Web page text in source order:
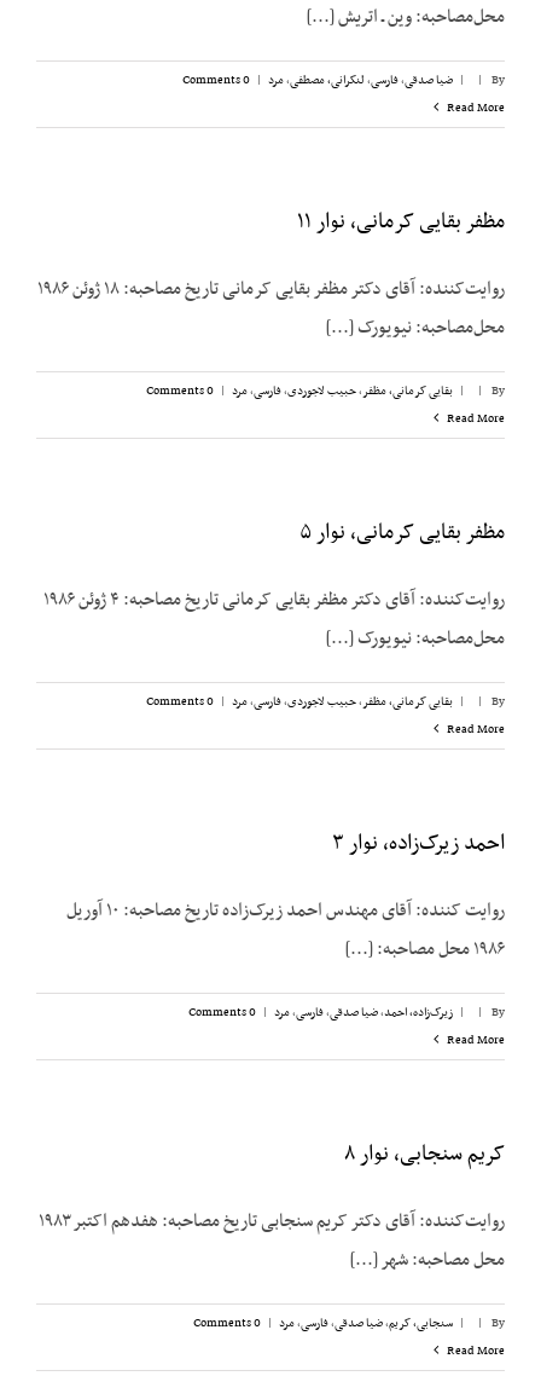
محل‌مصاحبه: وین ـ اتریش [...]
By
|
| ضیا صدقی,فارسی,لنکرانی، مصطفی,مرد |
0 Comments
Read More
مظفر بقایی کرمانی، نوار ۱۱
روایت‌کننده: آقای دکتر مظفر بقایی کرمانی تاریخ مصاحبه: ۱۸ ژوئن ۱۹۸۶
محل‌مصاحبه: نیویورک [...]
By
|
| بقایی کرمانی، مظفر,حبیب لاجوردی,فارسی,مرد |
0 Comments
Read More
مظفر بقایی کرمانی، نوار ۵
روایت‌کننده: آقای دکتر مظفر بقایی کرمانی تاریخ مصاحبه: ۴ ژوئن ۱۹۸۶
محل‌مصاحبه: نیویورک [...]
By
|
| بقایی کرمانی، مظفر,حبیب لاجوردی,فارسی,مرد |
0 Comments
Read More
احمد زیرک‌زاده، نوار ۳
روایت کننده: آقای مهندس احمد زیرک‌زاده تاریخ مصاحبه: ۱۰ آوریل
۱۹۸۶ محل مصاحبه: [...]
By
|
| زیرک‌زاده، احمد,ضیا صدقی,فارسی,مرد |
0 Comments
Read More
کریم سنجابی، نوار ۸
روایت‌‌کننده: آقای دکتر کریم سنجابی تاریخ مصاحبه: هفدهم اکتبر ۱۹۸۳
محل مصاحبه: شهر [...]
By
|
| سنجابی، کریم,ضیا صدقی,فارسی,مرد |
0 Comments
Read More